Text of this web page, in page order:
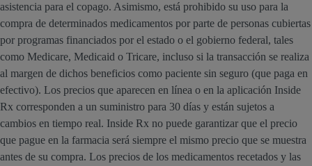
asistencia para el copago. Asimismo, está prohibido su uso para la
compra de determinados medicamentos por parte de personas cubiertas
por programas financiados por el estado o el gobierno federal, tales
como Medicare, Medicaid o Tricare, incluso si la transacción se realiza
al margen de dichos beneficios como paciente sin seguro (que paga en
efectivo). Los precios que aparecen en línea o en la aplicación Inside
Rx corresponden a un suministro para 30 días y están sujetos a
cambios en tiempo real. Inside Rx no puede garantizar que el precio
que pague en la farmacia será siempre el mismo precio que se muestra
antes de su compra. Los precios de los medicamentos recetados y las